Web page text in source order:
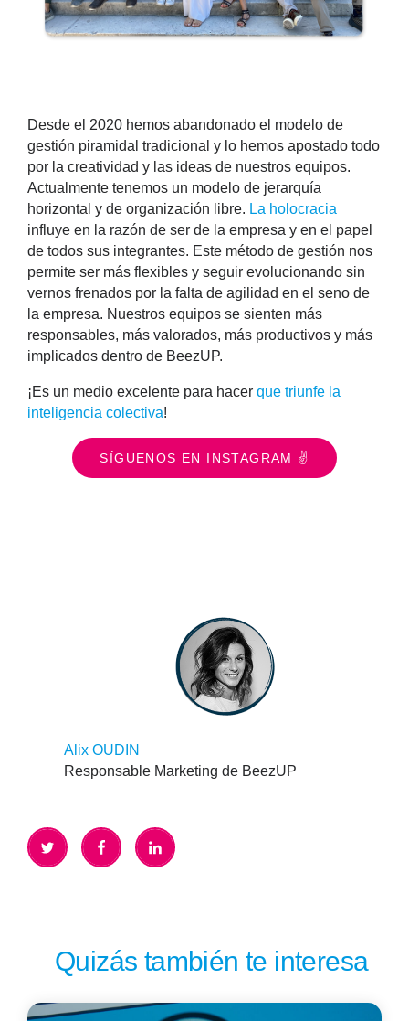
Desde el 2020 hemos abandonado el modelo de
gestión piramidal tradicional y lo hemos apostado todo
por la creatividad y las ideas de nuestros equipos.
Actualmente tenemos un modelo de jerarquía
horizontal y de organización libre. La holocracia
influye en la razón de ser de la empresa y en el papel
de todos sus integrantes. Este método de gestión nos
permite ser más flexibles y seguir evolucionando sin
vernos frenados por la falta de agilidad en el seno de
la empresa. Nuestros equipos se sienten más
responsables, más valorados, más productivos y más
implicados dentro de BeezUP.
¡Es un medio excelente para hacer que triunfe la
inteligencia colectiva!
SÍGUENOS EN INSTAGRAM ✌
Alix OUDIN
Responsable Marketing de BeezUP
Quizás también te interesa